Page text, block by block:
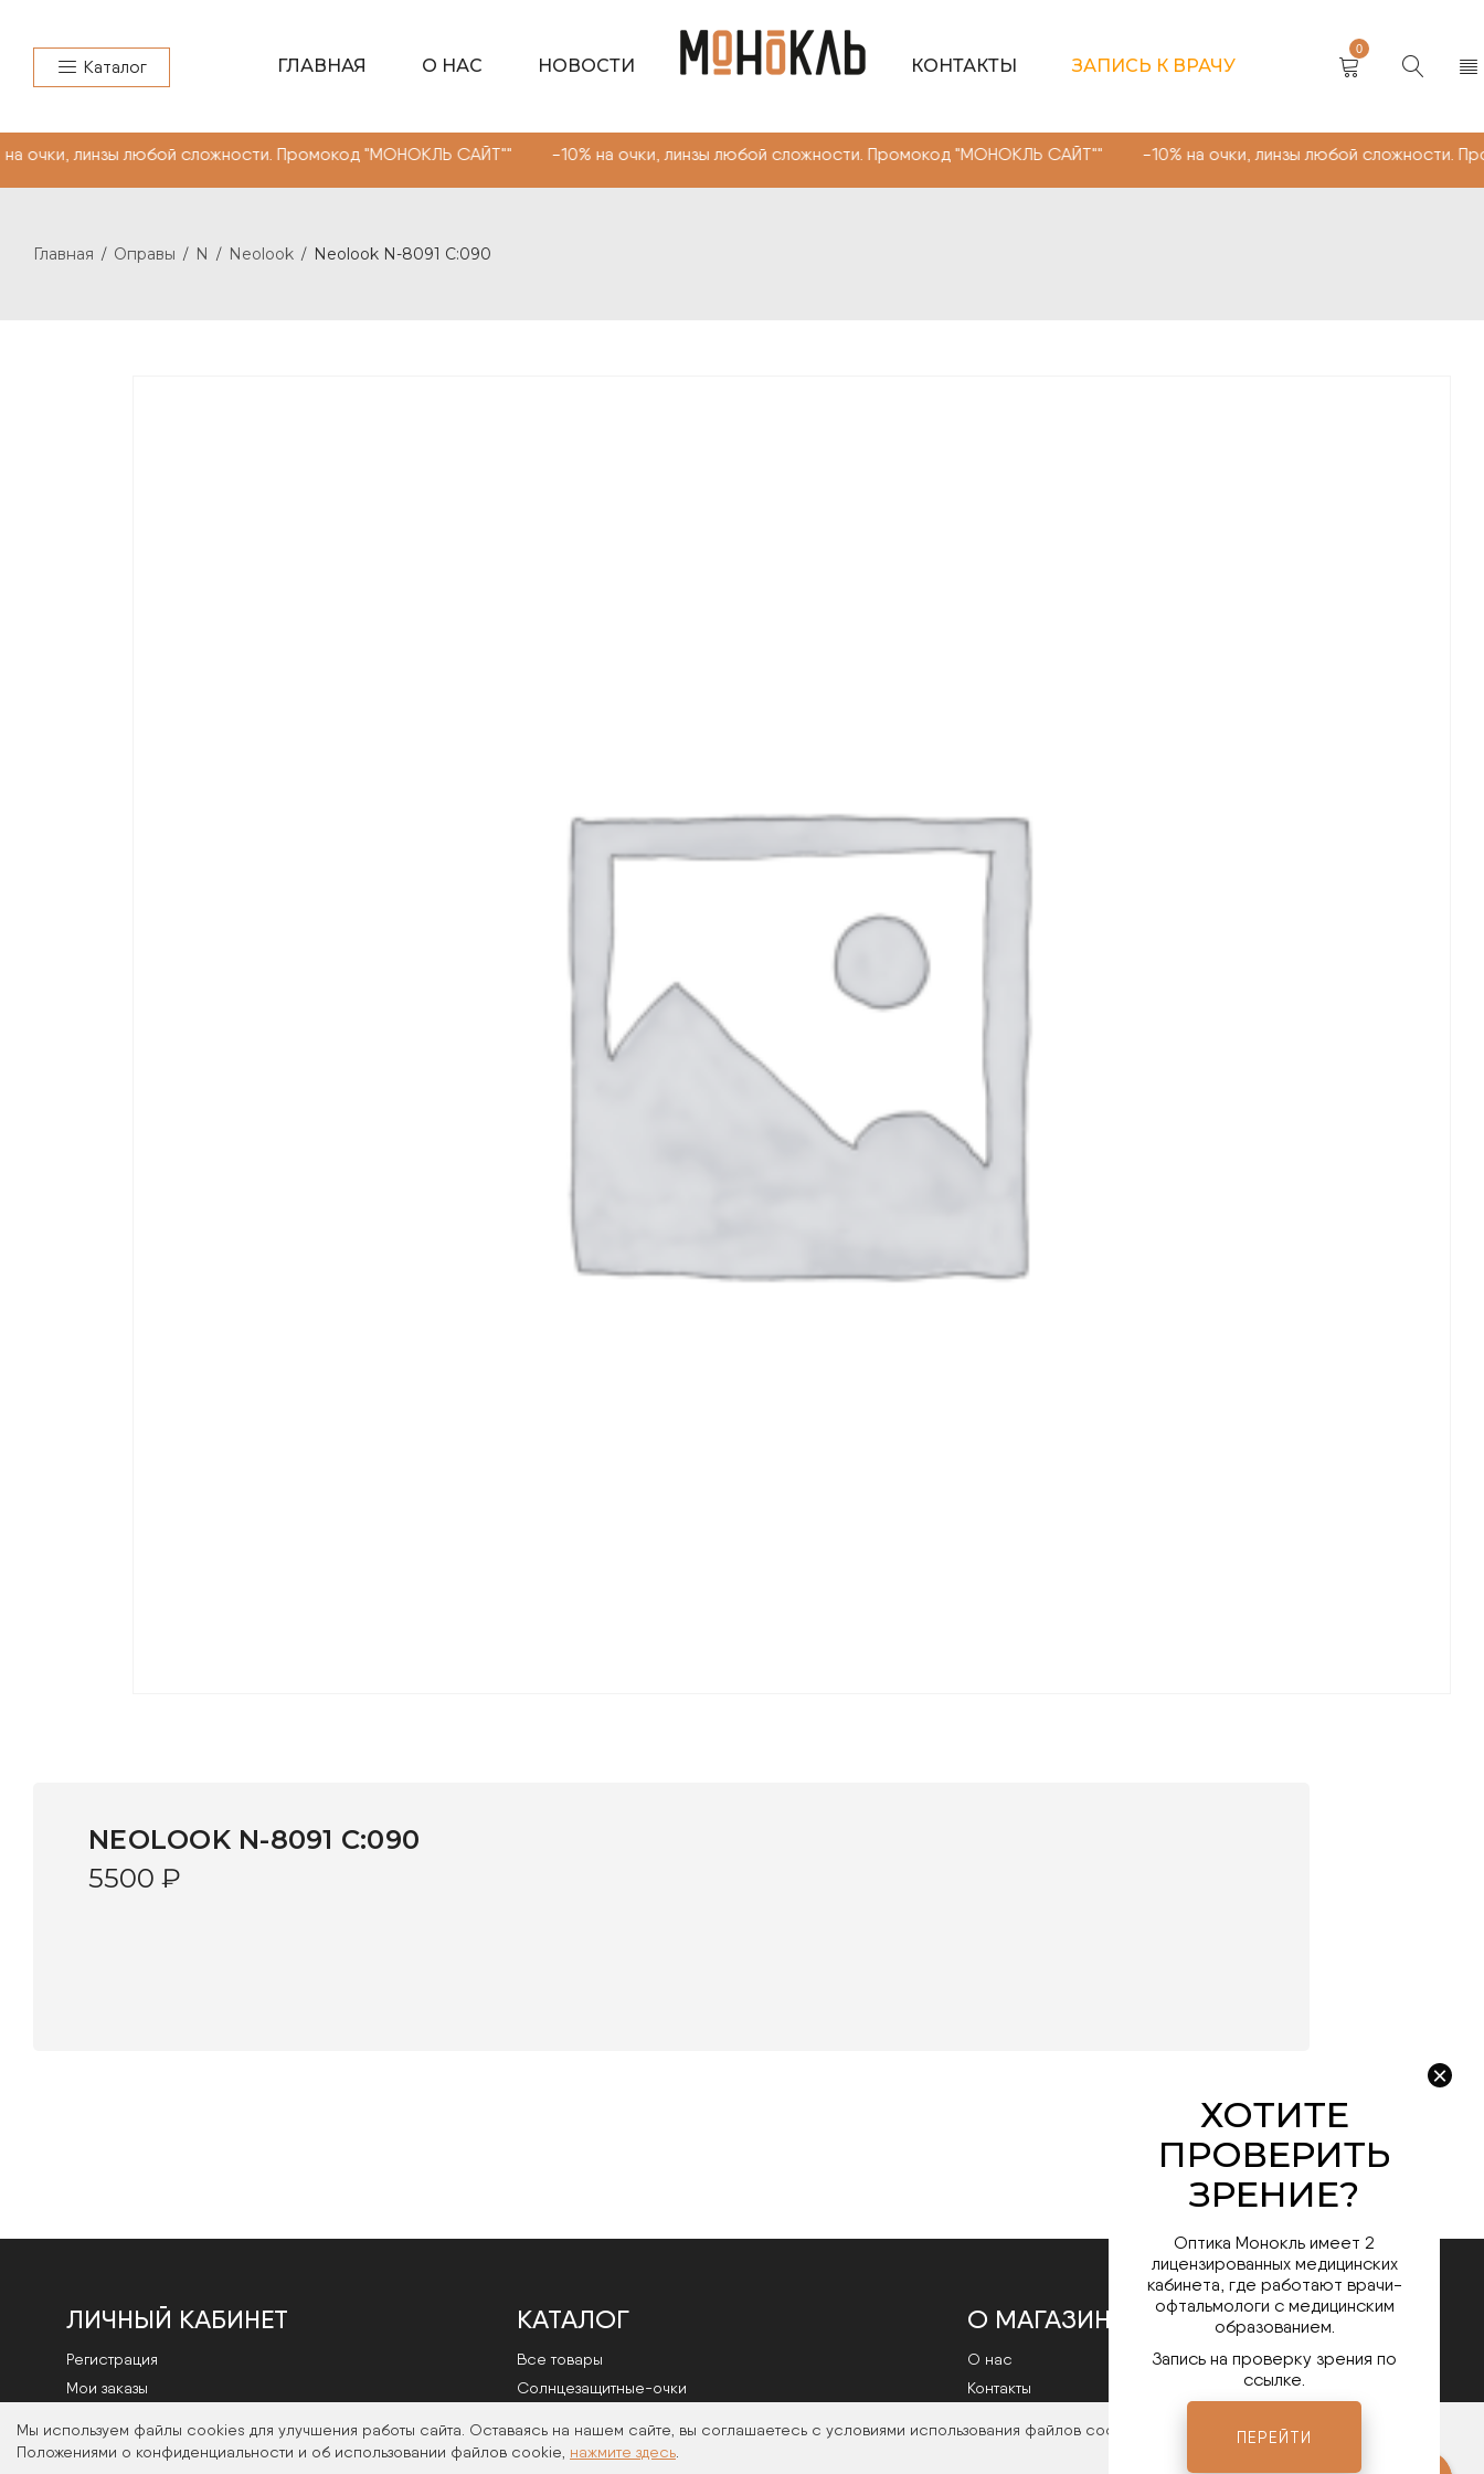
Мы используем файлы cookies для улучшения работы сайта. Оставаясь на нашем сайте, вы соглашаетесь с условиями использования файлов cookies. Чтобы ознакомиться с нашими
Положениями о конфиденциальности и об использовании файлов cookie, нажмите здесь
Каталог ГЛАВНАЯ О НАС НОВОСТИ КОНТАКТЫ ЗАПИСЬ К ВРАЧУ
0
любой сложности. Промокод "МОНОКЛЬ САЙТ"" -10% на очки, линзы любой сложности. Промокод "МОНОКЛЬ САЙТ"" -10% на очки, линзы любой
Главная / Оправы / N / Neolook / Neolook N-8091 C:090
NEOLOOK N-8091 C:090
5500 ₽
ЛИЧНЫЙ КАБИНЕТ
Регистрация
Мои заказы
КАТАЛОГ
Все товары
Cолнцезащитные-очки
О МАГАЗИНЕ
О нас
Контакты
Оптика Монокль имеет 2
лицензированных медицинских
кабинета, где работают врачи-
офтальмологи с медицинским
образованием.
Запись на проверку зрения по
ссылке.
ПЕРЕЙТИ